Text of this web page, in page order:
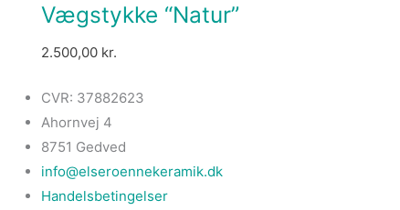
Vægstykke “Natur”
2.500,00 kr.
CVR: 37882623
Ahornvej 4
8751 Gedved
info@elseroennekeramik.dk
Handelsbetingelser